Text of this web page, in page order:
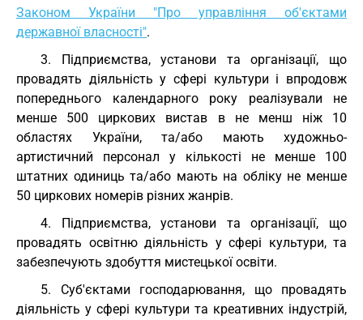
Законом України "Про управління об'єктами
державної власності".
3. Підприємства, установи та організації, що
провадять діяльність у сфері культури і впродовж
попереднього календарного року реалізували не
менше 500 циркових вистав в не менш ніж 10
областях України, та/або мають художньо-
артистичний персонал у кількості не менше 100
штатних одиниць та/або мають на обліку не менше
50 циркових номерів різних жанрів.
4. Підприємства, установи та організації, що
провадять освітню діяльність у сфері культури, та
забезпечують здобуття мистецької освіти.
5. Суб'єктами господарювання, що провадять
діяльність у сфері культури та креативних індустрій,